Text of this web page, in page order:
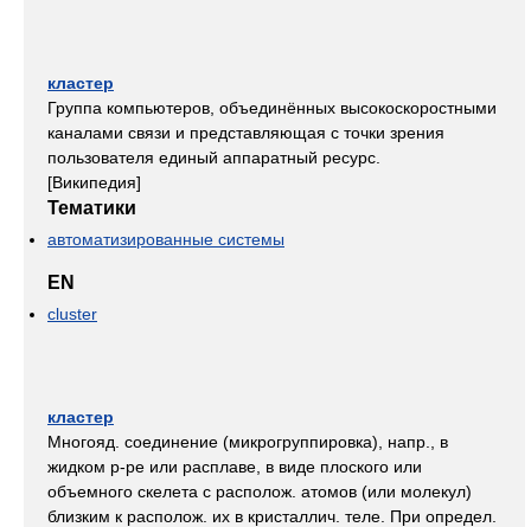
кластер
Группа компьютеров, объединённых высокоскоростными
каналами связи и представляющая с точки зрения
пользователя единый аппаратный ресурс.
[Википедия]
Тематики
автоматизированные системы
EN
cluster
кластер
Многояд. соединение (микрогруппировка), напр., в
жидком р-ре или расплаве, в виде плоского или
объемного скелета с располож. атомов (или молекул)
близким к располож. их в кристаллич. теле. При определ.